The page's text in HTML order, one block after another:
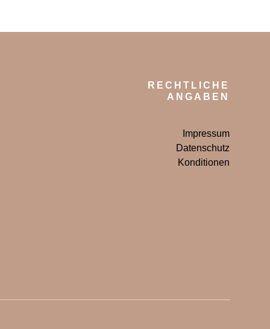
RECHTLICHE
ANGABEN
Impressum
Datenschutz
Konditionen